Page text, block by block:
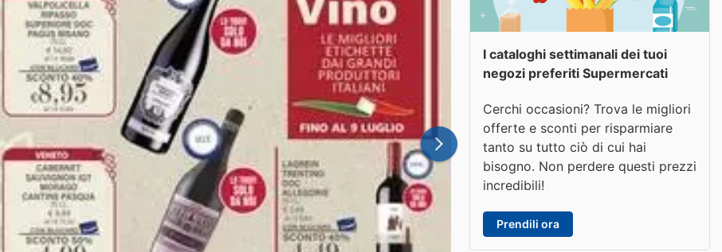
I cataloghi settimanali dei tuoi
negozi preferiti Supermercati
Cerchi occasioni? Trova le migliori
offerte e sconti per risparmiare
tanto su tutto ciò di cui hai
bisogno. Non perdere questi prezzi
incredibili!
Prendili ora